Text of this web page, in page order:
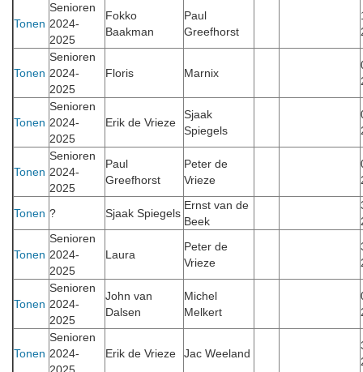
Tonen
Senioren
2024-
2025
Fokko
Baakman
Paul
Greefhorst
Tonen
Senioren
2024-
2025
Floris Marnix
Tonen
Senioren
2024-
2025
Erik de Vrieze
Sjaak
Spiegels
Tonen
Senioren
2024-
2025
Paul
Greefhorst
Peter de
Vrieze
Tonen ? Sjaak Spiegels
Ernst van de
Beek
Tonen
Senioren
2024-
2025
Laura
Peter de
Vrieze
Tonen
Senioren
2024-
2025
John van
Dalsen
Michel
Melkert
Tonen
Senioren
2024-
Erik de Vrieze Jac Weeland